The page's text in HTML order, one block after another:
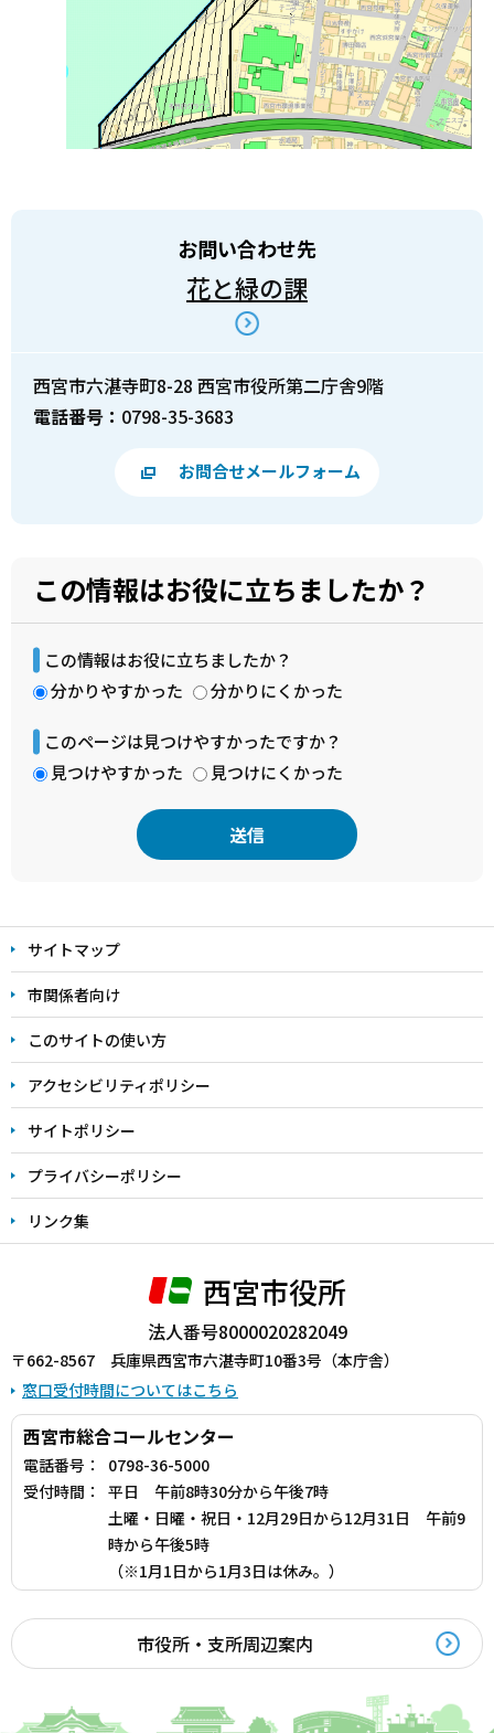
お問い合わせ先
花と緑の課
西宮市六湛寺町8-28 西宮市役所第二庁舎9階
電話番号： 0798-35-3683
お問合せメールフォーム
この情報はお役に立ちましたか？
この情報はお役に立ちましたか？
分かりやすかった
分かりにくかった
このページは見つけやすかったですか？
見つけやすかった
見つけにくかった
文
こ
こ
ま
で
サイトマップ
市関係者向け
このサイトの使い方
アクセシビリティポリシー
サイトポリシー
プライバシーポリシー
リンク集
西宮市役所
法人番号8000020282049
〒662-8567 兵庫県西宮市六湛寺町10番3号（本庁舎）
窓口受付時間についてはこちら
西宮市総合コールセンター
電話番号：
0798-36-5000
受付時間：
平日 午前8時30分から午後7時
土曜・日曜・祝日・12月29日から12月31日 午前9
時から午後5時
（※1月1日から1月3日は休み。）
市役所・支所周辺案内